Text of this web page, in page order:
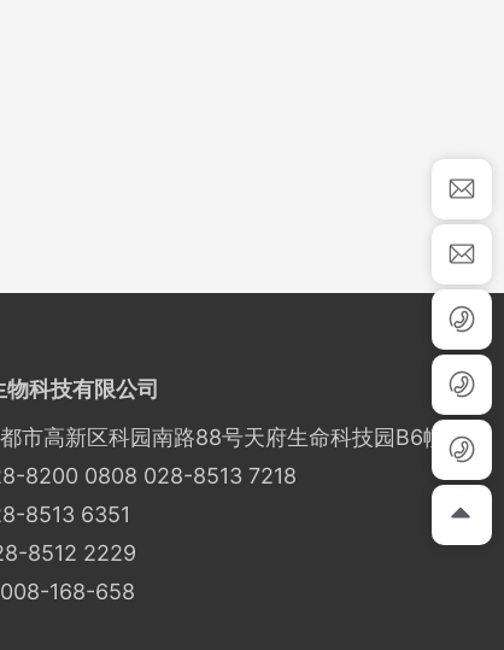
科技有限公司
高新区科园南路88号天府生命科技园B6幢
8200 0808 028-8513 7218
8513 6351
8512 2229
168-658